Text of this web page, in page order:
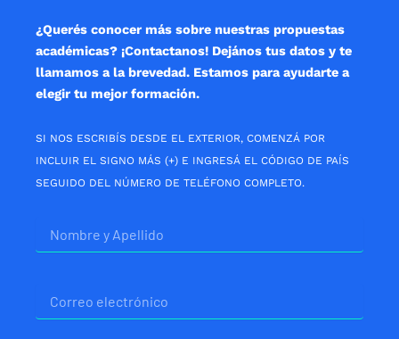
¿Querés conocer más sobre nuestras propuestas
académicas? ¡Contactanos! Dejános tus datos y te
llamamos a la brevedad. Estamos para ayudarte a
elegir tu mejor formación.
SI NOS ESCRIBÍS DESDE EL EXTERIOR, COMENZÁ POR
INCLUIR EL SIGNO MÁS (+) E INGRESÁ EL CÓDIGO DE PAÍS
SEGUIDO DEL NÚMERO DE TELÉFONO COMPLETO.
electrónico